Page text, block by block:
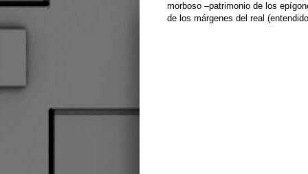
morboso –patrimonio de los
de los márgenes del real